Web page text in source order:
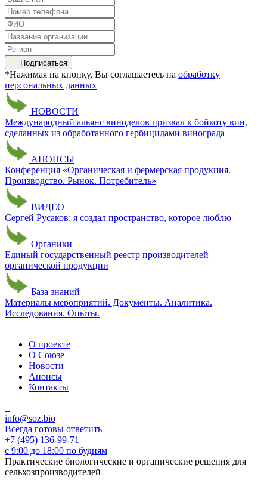
Подписаться
*Нажимая на кнопку, Вы соглашаетесь на обработку
персональных данных
НОВОСТИ
Международный альянс виноделов призвал к бойкоту вин,
сделанных из обработанного гербицидами винограда
АНОНСЫ
Конференция «Органическая и фермерская продукция.
Производство. Рынок. Потребитель»
ВИДЕО
Сергей Русаков: я создал пространство, которое люблю
Органики
Единый государственный реестр производителей
органической продукции
База знаний
Материалы мероприятий. Документы. Аналитика.
Исследования. Опыты.
О проекте
О Союзе
Новости
Анонсы
Контакты
info@soz.bio
Всегда готовы ответить
+7 (495) 136-99-71
с 9:00 до 18:00 по будням
Практические биологические и органические решения для
сельхозпроизводителей